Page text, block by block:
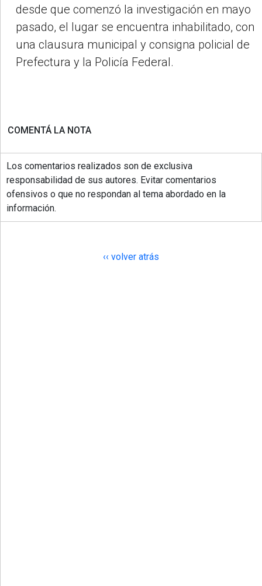
desde que comenzó la investigación en mayo
pasado, el lugar se encuentra inhabilitado, con
una clausura municipal y consigna policial de
Prefectura y la Policía Federal.
COMENTÁ LA NOTA
Los comentarios realizados son de exclusiva
responsabilidad de sus autores. Evitar comentarios
ofensivos o que no respondan al tema abordado en la
información.
‹‹ volver atrás